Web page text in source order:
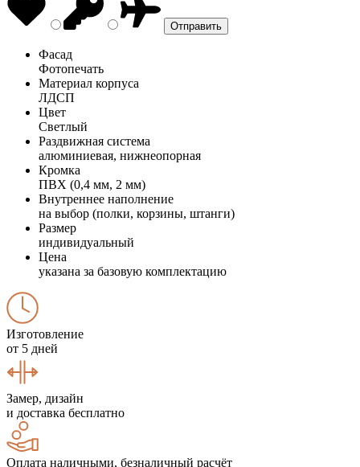
Фасад
Фотопечать
Материал корпуса
ЛДСП
Цвет
Светлый
Раздвижная система
алюминиевая, нижнеопорная
Кромка
ПВХ (0,4 мм, 2 мм)
Внутреннее наполнение
на выбор (полки, корзины, штанги)
Размер
индивидуальный
Цена
указана за базовую комплектацию
Изготовление
от 5 дней
Замер, дизайн
и доставка бесплатно
Оплата наличными, безналичный расчёт